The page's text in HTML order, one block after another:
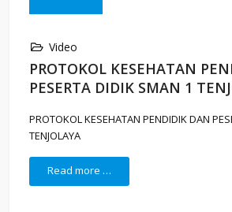
Video
PROTOKOL KESEHATAN
PESERTA DIDIK SMAN 1
PROTOKOL KESEHATAN PENDIDIK DAN
TENJOLAYA
Read more …